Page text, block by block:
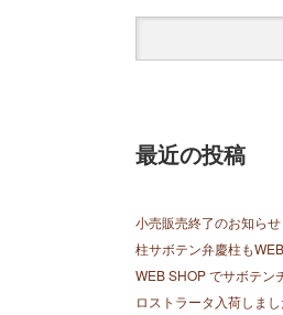
最近の投稿
小売販売終了のお知らせ
柱サボテン弁慶柱も
WEB SHOP でサボテン
ロストラータ入荷しまし